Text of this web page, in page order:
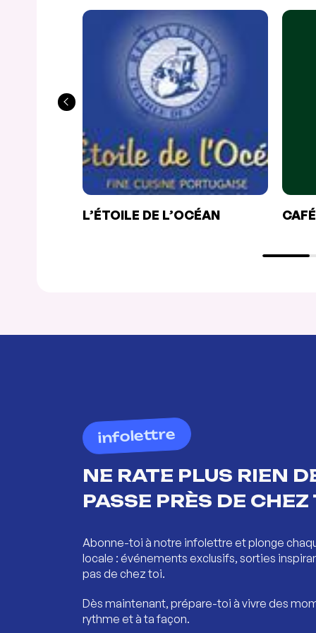
L’ÉTOILE DE L’OCÉAN
infolettre
NE RATE PLUS RIEN
PASSE PRÈS DE CHEZ
Abonne-toi à notre infolettre et plonge
locale : événements exclusifs, sorties
pas de chez toi.
Dès maintenant, prépare-toi à vivre des
rythme et à ta façon.